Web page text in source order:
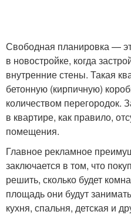
Свободная планировка —
в новостройке, когда
внутренние стены. Такая
бетонную (кирпичную)
количеством перегородок.
в квартире, как правило,
помещения.
Главное рекламное
заключается в том, что
решить, сколько будет
площадь они будут
кухня, спальня, детская и